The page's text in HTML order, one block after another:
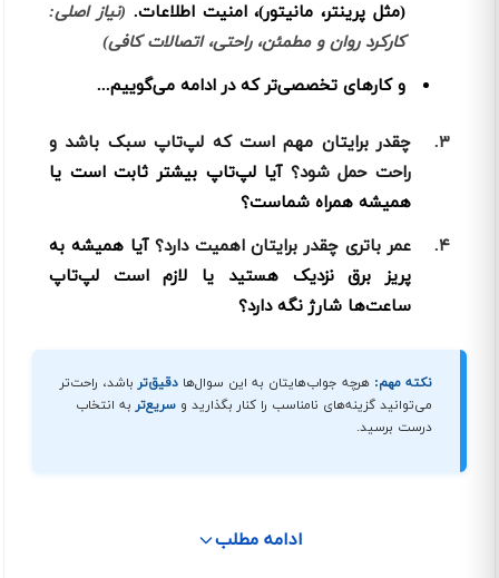
(مثل پرینتر، مانیتور)، امنیت اطلاعات. (نیاز اصلی:
کارکرد روان و مطمئن، راحتی، اتصالات کافی)
و کارهای تخصصی‌تر که در ادامه می‌گوییم...
۳.
چقدر برایتان مهم است که لپ‌تاپ سبک باشد و
راحت حمل شود؟ آیا لپ‌تاپ بیشتر ثابت است یا
همیشه همراه شماست؟
۴.
عمر باتری چقدر برایتان اهمیت دارد؟ آیا همیشه به
پریز برق نزدیک هستید یا لازم است لپ‌تاپ
ساعت‌ها شارژ نگه دارد؟
نکته مهم: هرچه جواب‌هایتان به این سوال‌ها دقیق‌تر باشد، راحت‌تر
می‌توانید گزینه‌های نامناسب را کنار بگذارید و سریع‌تر به انتخاب
درست برسید.
ادامه مطلب